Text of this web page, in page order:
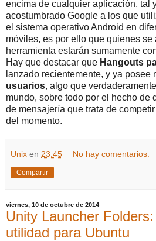
encima de cualquier aplicación, tal
acostumbrado Google a los que
el sistema operativo Android en
móviles, es por ello que quienes se
herramienta estarán sumamente
Hay que destacar que Hangouts
lanzado recientemente, y ya posee
usuarios, algo que
mundo, sobre todo por el hecho de
de mensajería que trata de
del momento.
Unix en 23:45 No hay comentarios:
Compartir
viernes, 10 de octubre de 2014
Unity Launcher
utilidad para Ubuntu